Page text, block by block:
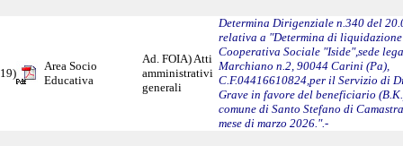
19)
Area Socio
Educativa
Ad. FOIA) Atti
amministrativi
generali
Determina Dirigenziale n.340 del
relativa a "Determina di
Cooperativa Sociale "Iside",sede
Marchiano n.2, 90044 Carini (Pa),
C.F.04416610824,per il Servizio di
Grave in favore del beneficiario
comune di Santo Stefano di
mese di marzo 2026.".-